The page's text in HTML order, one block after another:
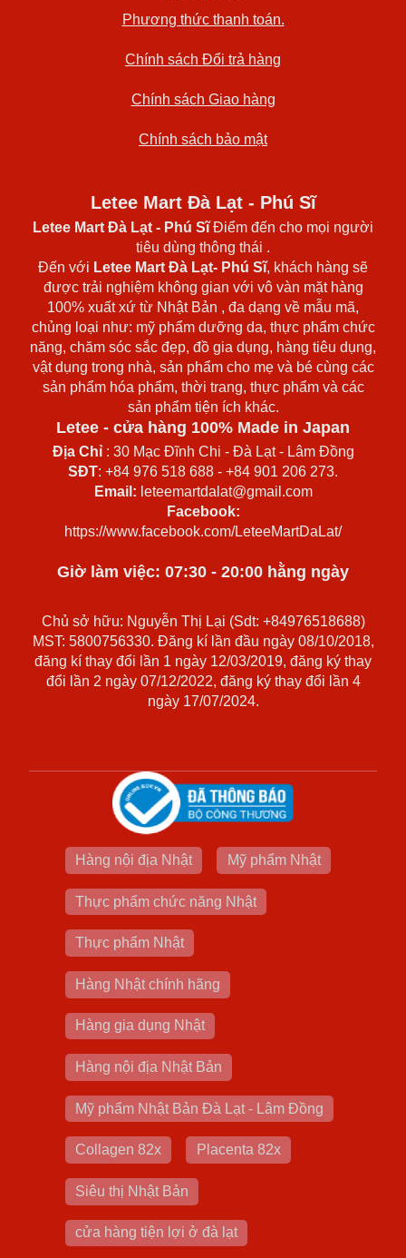
Phương thức thanh toán.
Chính sách Đổi trả hàng
Chính sách Giao hàng
Chính sách bảo mật
Letee Mart Đà Lạt - Phú Sĩ
Letee Mart Đà Lạt - Phú SĩĐiểm đến cho mọi người
tiêu dùng thông thái .
Đến với Letee Mart Đà Lạt- Phú Sĩ, khách hàng sẽ
được trải nghiệm không gian với vô vàn mặt hàng
100% xuất xứ từ Nhật Bản , đa dạng về mẫu mã,
chủng loại như: mỹ phẩm dưỡng da, thực phẩm chức
năng, chăm sóc sắc đẹp, đồ gia dụng, hàng tiêu dụng,
vật dụng trong nhà, sản phẩm cho mẹ và bé cùng các
sản phẩm hóa phẩm, thời trang, thực phẩm và các
sản phẩm tiện ích khác.
Letee - cửa hàng 100% Made in Japan
Địa Chỉ: 30 Mạc Đĩnh Chi - Đà Lạt - Lâm Đồng
SĐT: +84 976 518 688 - +84 901 206 273.
Email: leteemartdalat@gmail.com
Facebook:
https://www.facebook.com/LeteeMartDaLat/
Giờ làm việc: 07:30 - 20:00 hằng ngày
Chủ sở hữu: Nguyễn Thị Lại (Sdt: +84976518688)
MST: 5800756330. Đăng kí lần đầu ngày 08/10/2018,
đăng kí thay đổi lần 1 ngày 12/03/2019, đăng ký thay
đổi lần 2 ngày 07/12/2022, đăng ký thay đổi lần 4
ngày 17/07/2024.
Hàng nội địa Nhật Mỹ phẩm Nhật
Thực phẩm chức năng Nhật
Thực phẩm Nhật
Hàng Nhật chính hãng
Hàng gia dụng Nhật
Hàng nội địa Nhật Bản
Mỹ phẩm Nhật Bản Đà Lạt - Lâm Đồng
Collagen 82x Placenta 82x
Siêu thị Nhật Bản
cửa hàng tiện lợi ở đà lạt